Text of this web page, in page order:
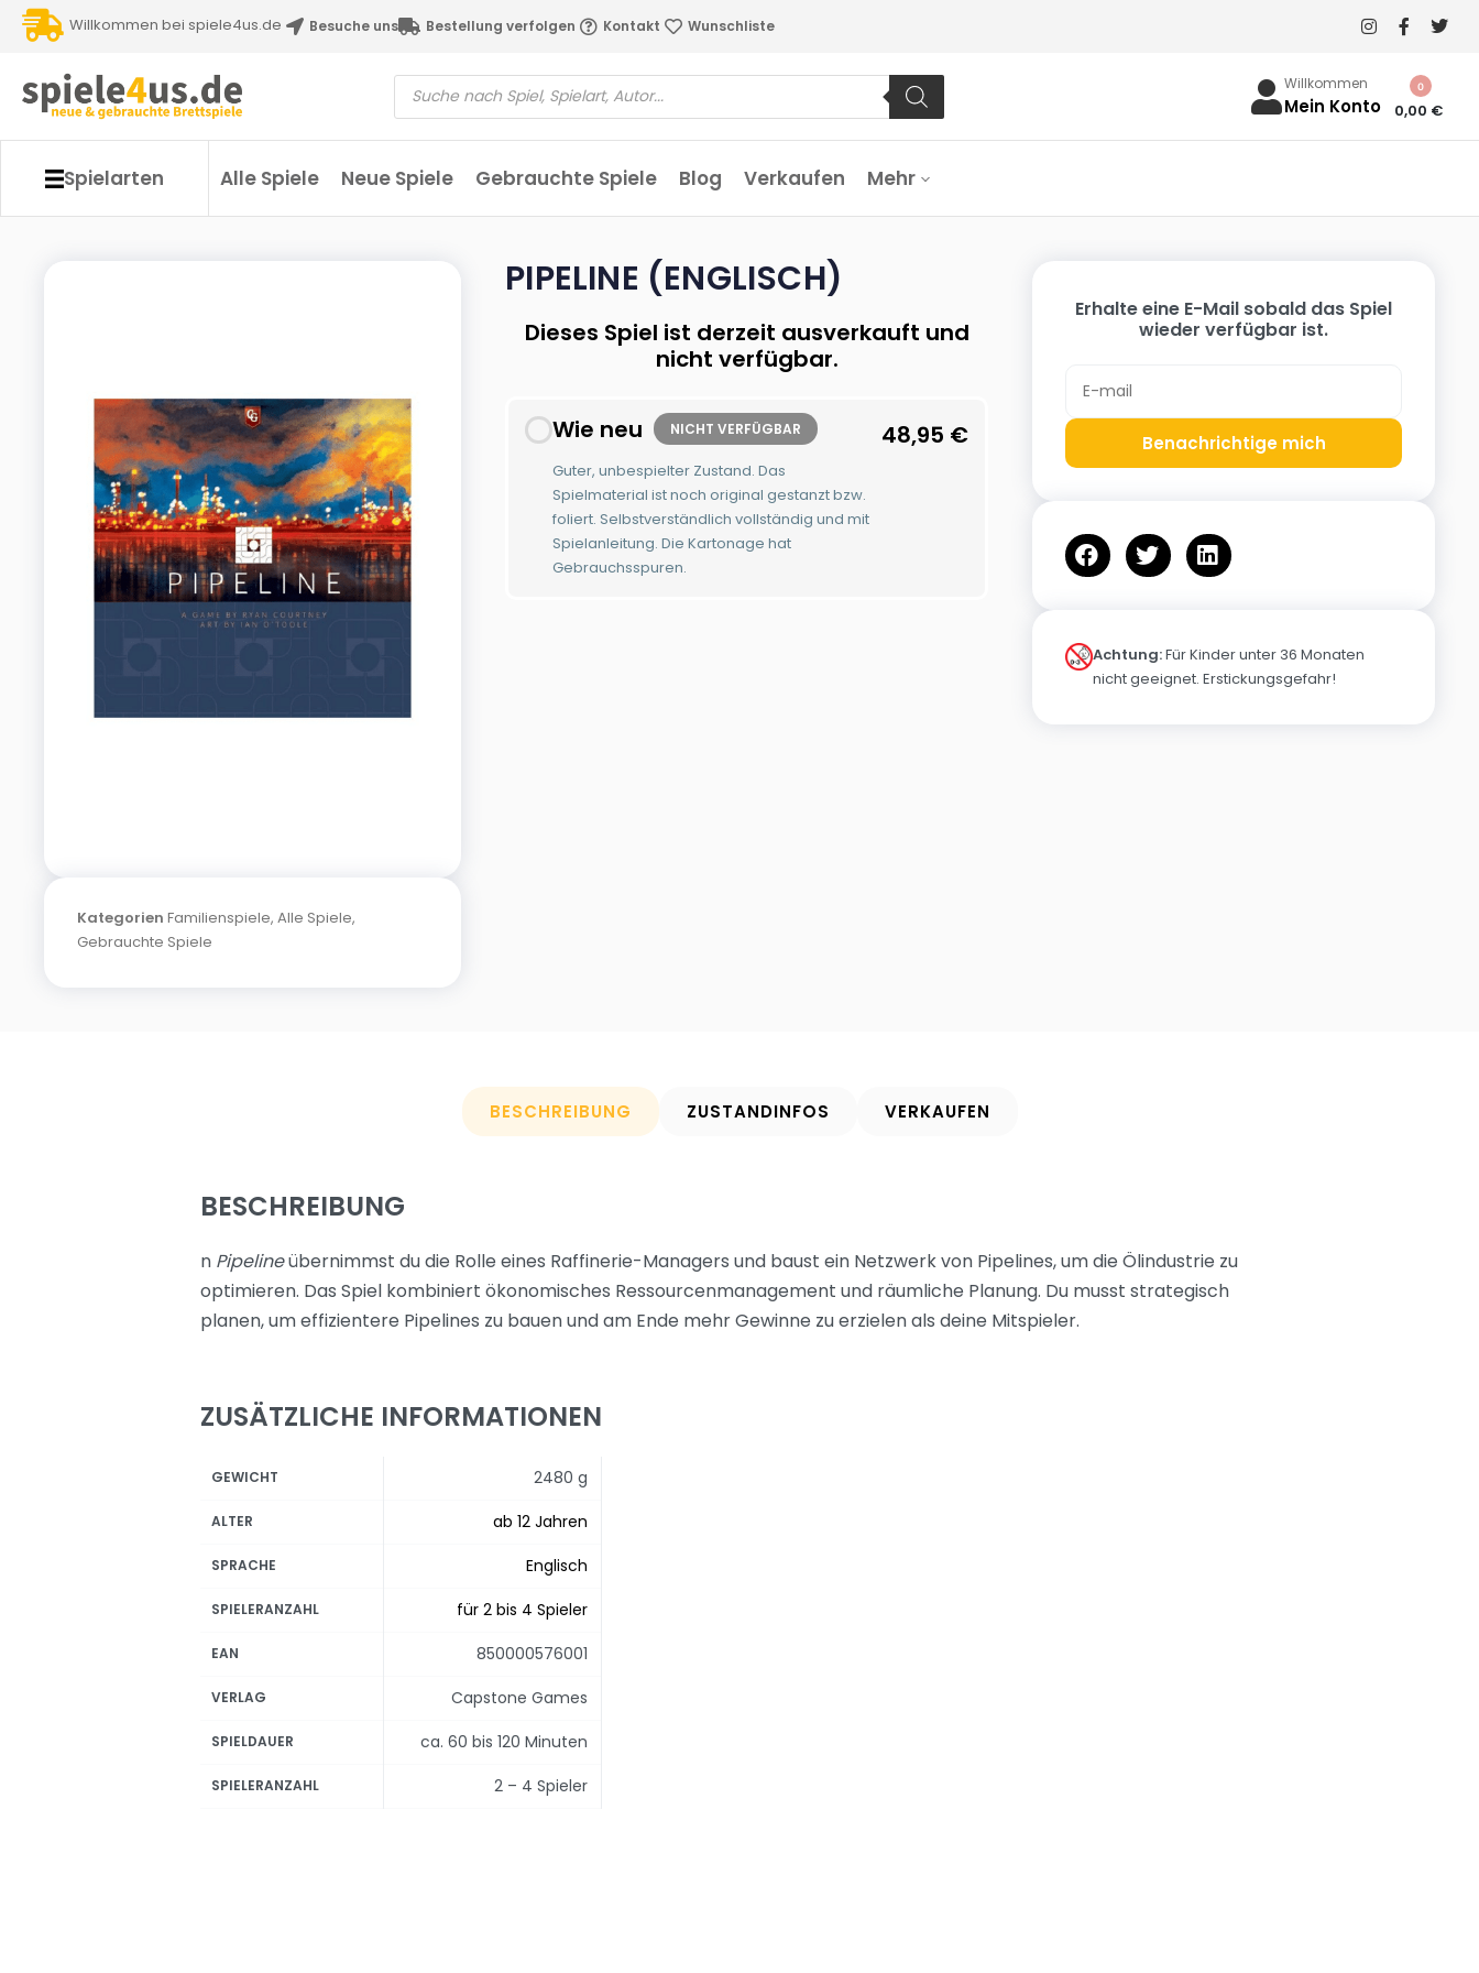
Willkommen bei spiele4us.de Besuche uns Bestellung verfolgen Kontakt Wunschliste
Willkommen
Mein Konto 0,00 €
0
Spielarten Alle Spiele Neue Spiele Gebrauchte Spiele Blog Verkaufen Mehr
Kategorien Familienspiele, Alle Spiele,
Gebrauchte Spiele
PIPELINE (ENGLISCH)
Dieses Spiel ist derzeit ausverkauft und
nicht verfügbar.
Wie neu NICHT VERFÜGBAR
Guter, unbespielter Zustand. Das
Spielmaterial ist noch original gestanzt bzw.
foliert. Selbstverständlich vollständig und mit
Spielanleitung. Die Kartonage hat
Gebrauchsspuren.
48,95 €
Erhalte eine E-Mail sobald das Spiel
wieder verfügbar ist.
Benachrichtige mich
Achtung:Für Kinder unter 36 Monaten
nicht geeignet. Erstickungsgefahr!
BESCHREIBUNG ZUSTANDINFOS VERKAUFEN
BESCHREIBUNG
n Pipelineübernimmst du die Rolle eines Raffinerie-Managers und baust ein Netzwerk von Pipelines, um die Ölindustrie zu
optimieren. Das Spiel kombiniert ökonomisches Ressourcenmanagement und räumliche Planung. Du musst strategisch
planen, um effizientere Pipelines zu bauen und am Ende mehr Gewinne zu erzielen als deine Mitspieler.
ZUSÄTZLICHE INFORMATIONEN
GEWICHT 2480 g
ALTER ab 12 Jahren
SPRACHE Englisch
SPIELERANZAHL für 2 bis 4 Spieler
EAN 850000576001
VERLAG Capstone Games
SPIELDAUER ca. 60 bis 120 Minuten
SPIELERANZAHL 2 – 4 Spieler